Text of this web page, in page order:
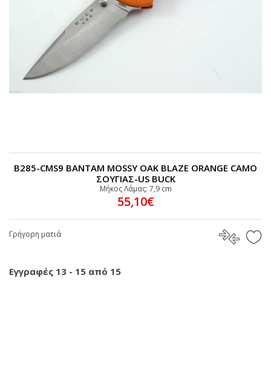
B285-CMS9 BANTAM MOSSY OAK BLAZE ORANGE CAMO
ΣΟΥΓΙΑΣ-US BUCK
Μήκος Λάμας: 7,9 cm
55,10€
Γρήγορη ματιά
Εγγραφές 13 - 15 από 15